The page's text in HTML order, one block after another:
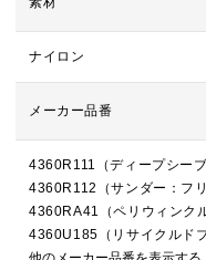
ナイロン
メーカー品番
4360R111（ディープシー
4360R112（サンダー：フリ
4360RA41（ペリウィンク
4360U185（リサイクルド